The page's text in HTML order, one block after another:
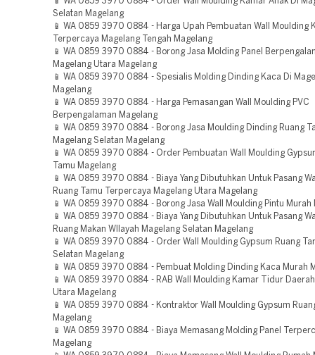
Selatan Magelang
📱 WA 0859 3970 0884 - Harga Upah Pembuatan Wall Moulding
Terpercaya Magelang Tengah Magelang
📱 WA 0859 3970 0884 - Borong Jasa Molding Panel
Magelang Utara Magelang
📱 WA 0859 3970 0884 - Spesialis Molding Dinding Kaca Di
Magelang
📱 WA 0859 3970 0884 - Harga Pemasangan Wall Moulding PVC
Berpengalaman Magelang
📱 WA 0859 3970 0884 - Borong Jasa Moulding Dinding Ruang
Magelang Selatan Magelang
📱 WA 0859 3970 0884 - Order Pembuatan Wall Moulding
Tamu Magelang
📱 WA 0859 3970 0884 - Biaya Yang Dibutuhkan Untuk Pasang
Ruang Tamu Terpercaya Magelang Utara Magelang
📱 WA 0859 3970 0884 - Borong Jasa Wall Moulding Pintu Murah
📱 WA 0859 3970 0884 - Biaya Yang Dibutuhkan Untuk Pasang
Ruang Makan WIlayah Magelang Selatan Magelang
📱 WA 0859 3970 0884 - Order Wall Moulding Gypsum Ruang
Selatan Magelang
📱 WA 0859 3970 0884 - Pembuat Molding Dinding Kaca Murah
📱 WA 0859 3970 0884 - RAB Wall Moulding Kamar Tidur
Utara Magelang
📱 WA 0859 3970 0884 - Kontraktor Wall Moulding Gypsum
Magelang
📱 WA 0859 3970 0884 - Biaya Memasang Molding Panel
Magelang